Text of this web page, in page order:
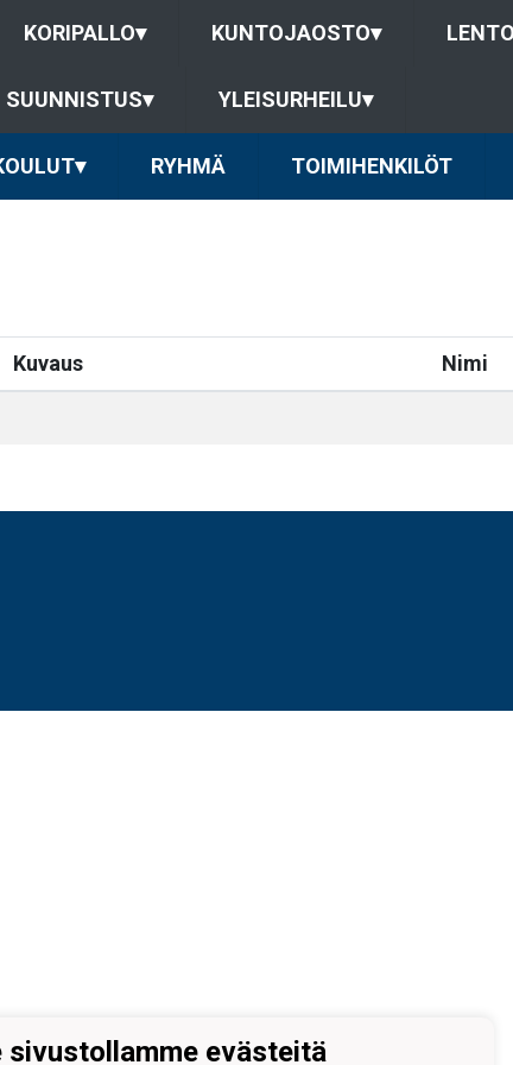
KORIPALLO▾ KUNTOJAOSTO▾
SUUNNISTUS▾ YLEISURHEILU▾
▾ RYHMÄ TOIMIHENKILÖT
Kuvaus Nimi
sivustollamme evästeitä